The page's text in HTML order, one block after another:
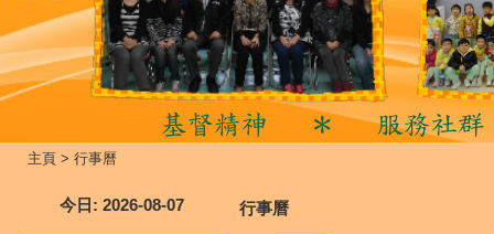
主頁 > 行事曆
今日 : 2026-08-07 行事曆